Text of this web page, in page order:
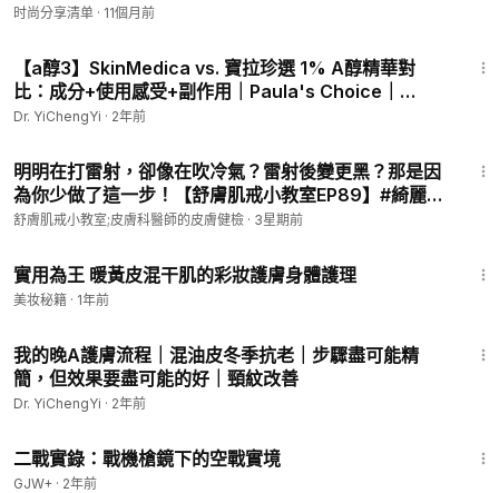
04:14以油養膚重建酸性保護膜
你的皮膚是不是乾得像沙漠一樣？🌵
還有脫皮、細紋偷偷找上門？😱
真的只能忍耐著？😩
「以油養膚」到底是乾燥肌的救星，還是痘痘的推手？👀
歡迎回到舒膚肌戒小教室，摩羯座的皮膚科醫師，台北推薦的皮
膚科醫師，只用科學證據告訴你的皮膚科醫師（頭銜好像太長
正確使用油脂就是肌膚修護的關鍵之一。
正確的油，正確的以油養膚不僅安全，更是一種讓肌膚回到健康
透過簡單的保養步驟，舒緩肌膚乾裂、減少敏感現象，同時強化
皮膚屏障💡
謝謝你點讚、訂閱、分享；讓我們一鍵解鎖冬季肌膚保養密碼！
不想再被乾燥問題煩得心累？拯救你的肌膚，讓美麗從現在開始
～🌟
时尚分享清单 · 11個月前
【a醇3】SkinMedica vs. 寶拉珍選 1% A醇精華對
比：成分+使用感受+副作用｜Paula's Choice｜
Retinol
Dr. YiChengYi · 2年前
明明在打雷射，卻像在吹冷氣？雷射後變更黑？那是因
為你少做了這一步！【舒膚肌戒小教室EP89】#綺麗健
康生技
舒膚肌戒小教室;皮膚科醫師的皮膚健檢 · 3星期前
實用為王 暖黃皮混干肌的彩妝護膚身體護理
美妆秘籍 · 1年前
我的晚A護膚流程｜混油皮冬季抗老｜步驟盡可能精
簡，但效果要盡可能的好｜頸紋改善
Dr. YiChengYi · 2年前
二戰實錄：戰機槍鏡下的空戰實境
GJW+ · 2年前